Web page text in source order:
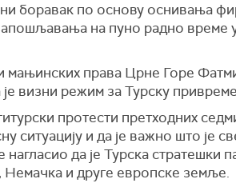
боравак по основу оснивања
на пуно радно време
мањинских права Црне Горе
визни режим за Турску
протести претходних
ситуацију и да је важно што је
нагласио да је Турска стратешки
Немачка и друге европске земље.